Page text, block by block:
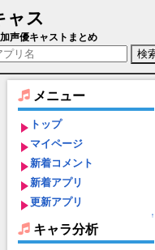
ャス
ホ（声優：？？？)【
声優キャストまとめ
メニュー
トップ
マイページ
新着コメント
新着アプリ
更新アプリ
↑
キャラ分析